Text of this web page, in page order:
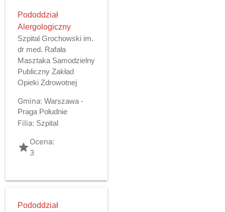
Pododdział
Alergologiczny
Szpital Grochowski im.
dr med. Rafała
Masztaka Samodzielny
Publiczny Zakład
Opieki Zdrowotnej
Gmina: Warszawa -
Praga Południe
Filia: Szpital
gradeOcena:
3
Pododdział